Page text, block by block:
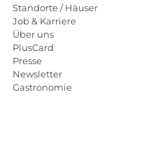
Standorte / Häuser
Job & Karriere
Über uns
PlusCard
Presse
Newsletter
Gastronomie